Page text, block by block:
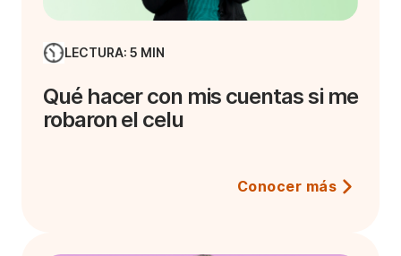
LECTURA: 5 MIN
Qué hacer con mis cuentas si me
robaron el celu
Conocer más